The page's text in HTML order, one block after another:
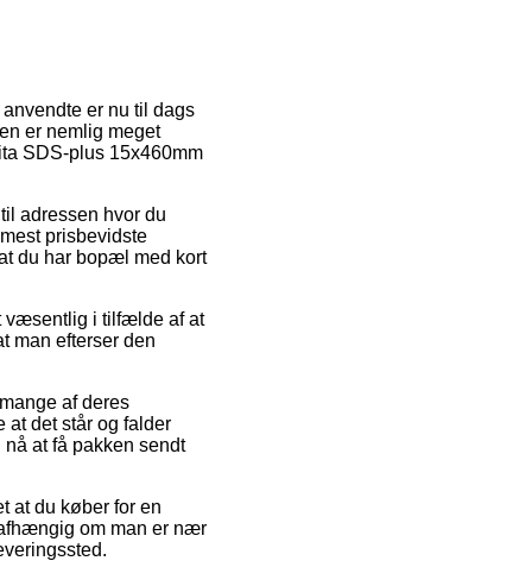
er nu til dags
er nemlig meget
SDS-plus 15x460mm
adressen hvor du
prisbevidste
du har bopæl med kort
væsentlig i tilfælde af at
man efterser den
af deres
at det står og falder
at få pakken sendt
at du køber for en
om man er nær